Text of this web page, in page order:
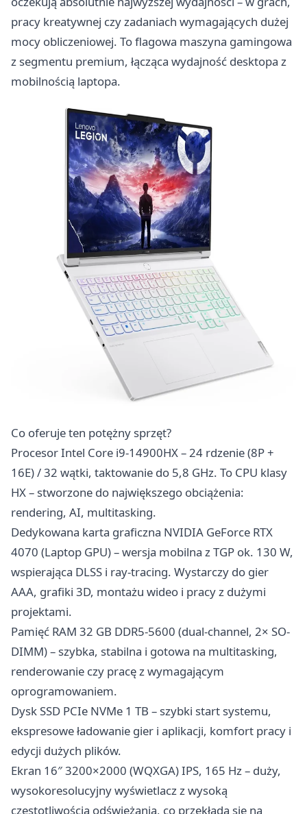
pracy kreatywnej czy zadaniach wymagających dużej
mocy obliczeniowej. To flagowa maszyna gamingowa
z segmentu premium, łącząca wydajność desktopa z
mobilnością laptopa.
Co oferuje ten potężny sprzęt?
Procesor Intel Core i9-14900HX – 24 rdzenie (8P +
16E) / 32 wątki, taktowanie do 5,8 GHz. To CPU klasy
HX – stworzone do największego obciążenia:
rendering, AI, multitasking.
Dedykowana karta graficzna NVIDIA GeForce RTX
4070 (Laptop GPU) – wersja mobilna z TGP ok. 130 W,
wspierająca DLSS i ray-tracing. Wystarczy do gier
AAA, grafiki 3D, montażu wideo i pracy z dużymi
projektami.
Pamięć RAM 32 GB DDR5-5600 (dual-channel, 2× SO-
DIMM) – szybka, stabilna i gotowa na multitasking,
renderowanie czy pracę z wymagającym
oprogramowaniem.
Dysk SSD PCIe NVMe 1 TB – szybki start systemu,
ekspresowe ładowanie gier i aplikacji, komfort pracy i
edycji dużych plików.
Ekran 16″ 3200×2000 (WQXGA) IPS, 165 Hz – duży,
wysokoresolucyjny wyświetlacz z wysoką
częstotliwością odświeżania, co przekłada się na